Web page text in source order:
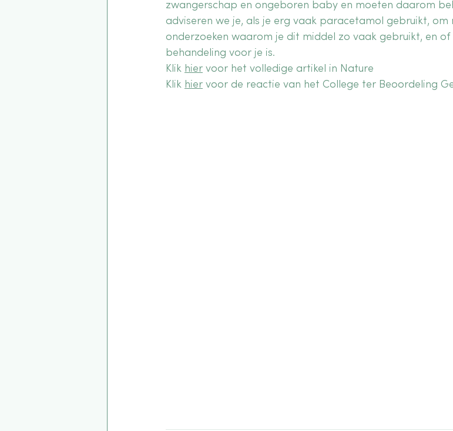
zwangerschap en ongeboren baby en moeten daarom
adviseren we je, als je erg vaak paracetamol gebruikt, om
onderzoeken waarom je dit middel zo vaak gebruikt, en
behandeling voor je is.
Klik hier voor het volledige artikel in Nature
Klik hier voor de reactie van het College ter Beoordeling